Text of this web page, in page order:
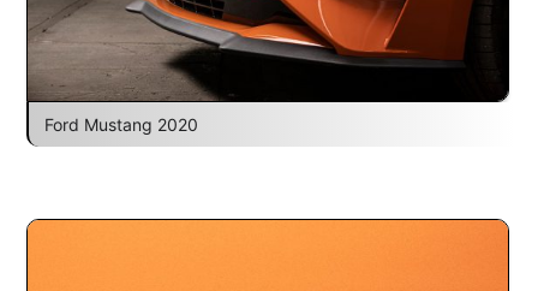
Ford Mustang 2020